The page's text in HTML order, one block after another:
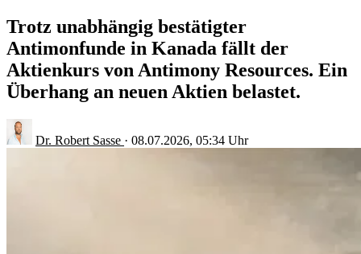
Trotz unabhängig bestätigter
Antimonfunde in Kanada fällt der
Aktienkurs von Antimony Resources. Ein
Überhang an neuen Aktien belastet.
Dr. Robert Sasse · 08.07.2026, 05:34 Uhr